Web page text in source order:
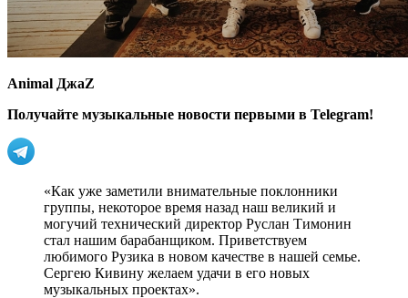
Animal ДжаZ
Получайте музыкальные новости первыми в Telegram!
«Как уже заметили внимательные поклонники
группы, некоторое время назад наш великий и
могучий технический директор Руслан Тимонин
стал нашим барабанщиком. Приветствуем
любимого Рузика в новом качестве в нашей семье.
Сергею Кивину желаем удачи в его новых
музыкальных проектах».